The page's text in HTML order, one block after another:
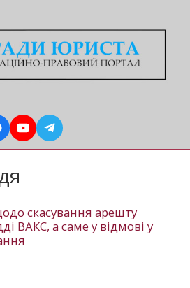
скасування арешту
ВАКС, а саме у відмові у